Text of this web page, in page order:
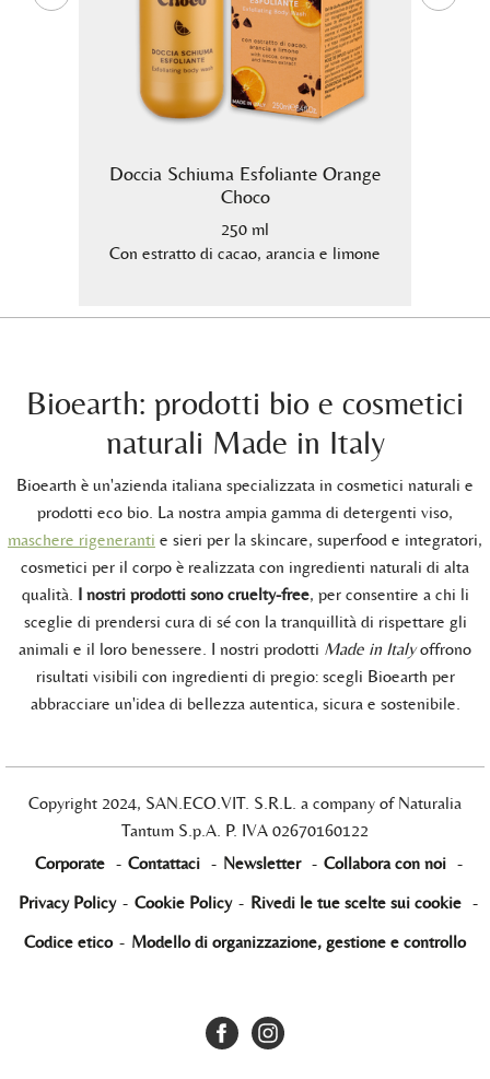
Doccia Schiuma Esfoliante Orange
Choco
250 ml
Con estratto di cacao, arancia e limone
Bioearth: prodotti bio e cosmetici
naturali Made in Italy
Bioearth è un'azienda italiana specializzata in cosmetici naturali e
prodotti eco bio. La nostra ampia gamma di detergenti viso,
maschere rigeneranti e sieri per la skincare, superfood e integratori,
cosmetici per il corpo è realizzata con ingredienti naturali di alta
qualità. I nostri prodotti sono cruelty-free, per consentire a chi li
sceglie di prendersi cura di sé con la tranquillità di rispettare gli
animali e il loro benessere. I nostri prodotti Made in Italyoffrono
risultati visibili con ingredienti di pregio: scegli Bioearth per
abbracciare un'idea di bellezza autentica, sicura e sostenibile.
Copyright 2024, SAN.ECO.VIT. S.R.L. a company of Naturalia
Tantum S.p.A. P. IVA 02670160122
Corporate - Contattaci - Newsletter - Collabora con noi -
Privacy Policy - Cookie Policy - Rivedi le tue scelte sui cookie -
Codice etico - Modello di organizzazione, gestione e controllo